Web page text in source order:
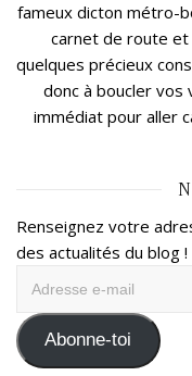
fameux dicton métro-
carnet de route et
quelques précieux
donc à boucler vos
immédiat pour aller
Renseignez votre
des actualités du blog !
mail Abonne-toi